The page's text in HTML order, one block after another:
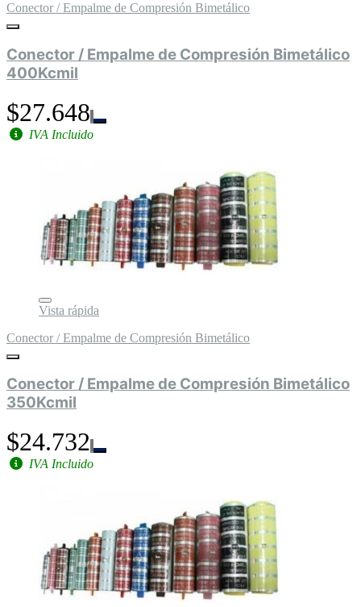
Conector / Empalme de Compresión Bimetálico
Conector / Empalme de Compresión Bimetálico
400Kcmil
$27.648
IVA Incluido
Vista rápida
Conector / Empalme de Compresión Bimetálico
Conector / Empalme de Compresión Bimetálico
350Kcmil
$24.732
IVA Incluido